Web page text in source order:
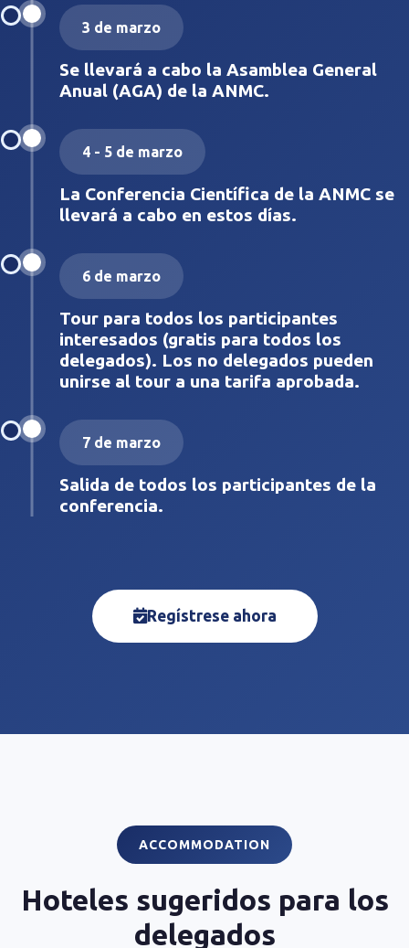
3 de marzo
Se llevará a cabo la Asamblea General
Anual (AGA) de la ANMC.
4 - 5 de marzo
La Conferencia Científica de la ANMC se
llevará a cabo en estos días.
6 de marzo
Tour para todos los participantes
interesados (gratis para todos los
delegados). Los no delegados pueden
unirse al tour a una tarifa aprobada.
7 de marzo
Salida de todos los participantes de la
conferencia.
Regístrese ahora
ACCOMMODATION
Hoteles sugeridos para los
delegados